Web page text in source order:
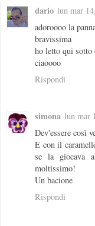
dario lun mar
adoroooo la
bravissima
ho letto qui
ciaoooo
Rispondi
simona lun mar
Dev'essere così
E con il
se la giocava
moltissimo!
Un bacione
Rispondi